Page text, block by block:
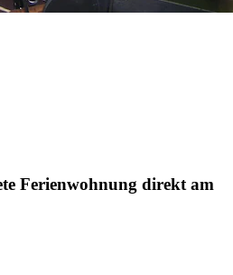
Ferienwohnung direkt am